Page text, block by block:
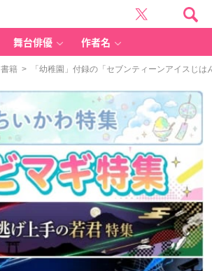
舞台俳優 作者名
書籍 > 「幼稚園」付録の「セブンティーンアイスじは